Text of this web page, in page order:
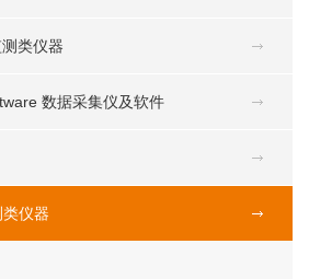
类仪器
数据采集仪及软件
仪器